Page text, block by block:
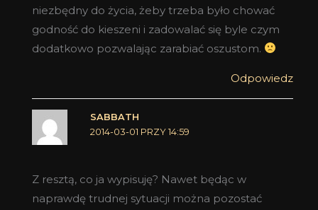
niezbędny do życia, żeby trzeba było chować
godność do kieszeni i zadowalać się byle czym
dodatkowo pozwalając zarabiać oszustom.
Odpowiedz
SABBATH
2014-03-01 PRZY 14:59
Z resztą, co ja wypisuję? Nawet będąc w
naprawdę trudnej sytuacji można pozostać